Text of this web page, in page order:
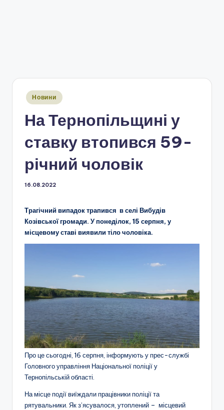
Опубліковано
Новини
На Тернопільщині у
ставку втопився 59-
річний чоловік
16.08.2022
Трагічний випадок трапився в селі Вибудів
Козівської громади. У понеділок, 15 серпня, у
місцевому ставі виявили тіло чоловіка.
Про це сьогодні, 16 серпня, інформують у прес-службі
Головного управління Національної поліції у
Тернопільській області.
На місце події виїждали працівники поліції та
рятувальники. Як з’ясувалося, утоплений – місцевий